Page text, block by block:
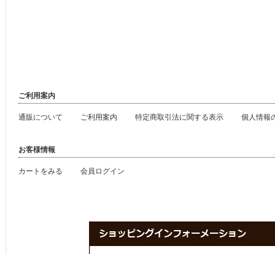
ご利用案内
通販について ご利用案内 特定商取引法に関する表示 個人情報
お客様情報
カートをみる 会員ログイン